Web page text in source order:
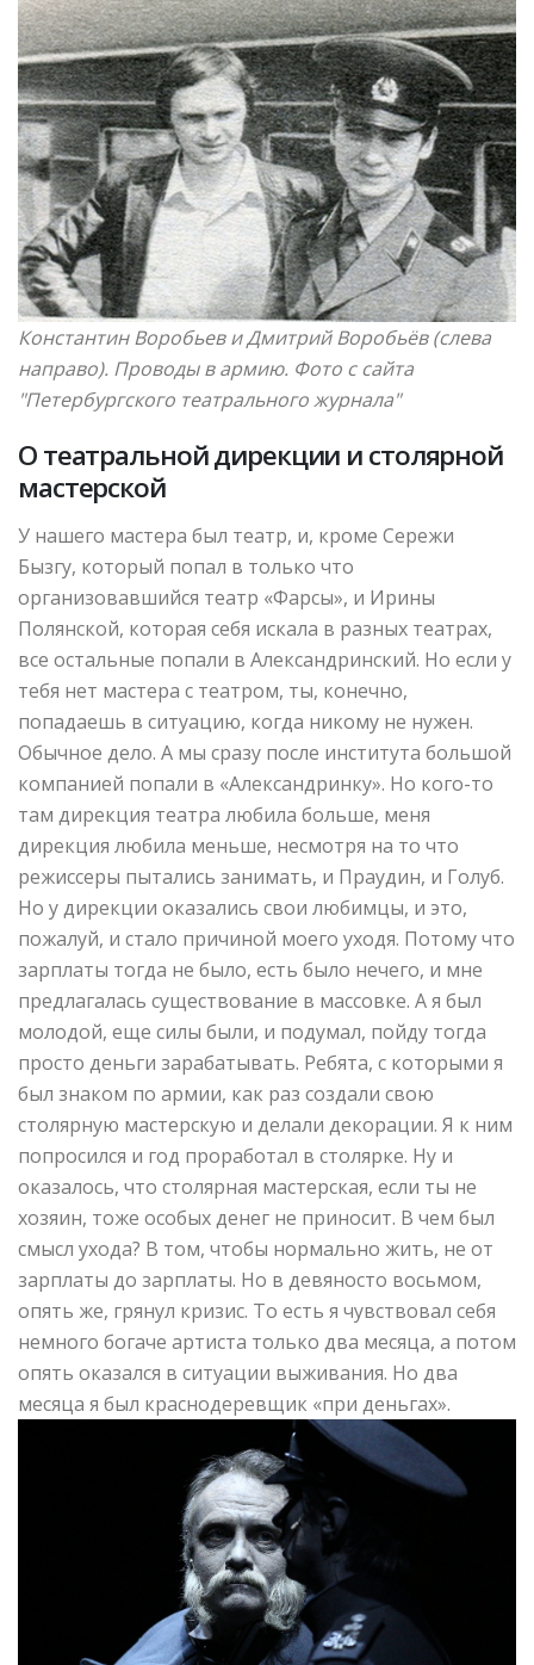
Константин Воробьев и Дмитрий Воробьёв (слева
направо). Проводы в армию. Фото с сайта
"Петербургского театрального журнала"
О театральной дирекции и столярной
мастерской
У нашего мастера был театр, и, кроме Сережи
Бызгу, который попал в только что
организовавшийся театр «Фарсы», и Ирины
Полянской, которая себя искала в разных театрах,
все остальные попали в Александринский. Но если у
тебя нет мастера с театром, ты, конечно,
попадаешь в ситуацию, когда никому не нужен.
Обычное дело. А мы сразу после института большой
компанией попали в «Александринку». Но кого-то
там дирекция театра любила больше, меня
дирекция любила меньше, несмотря на то что
режиссеры пытались занимать, и Праудин, и Голуб.
Но у дирекции оказались свои любимцы, и это,
пожалуй, и стало причиной моего уходя. Потому что
зарплаты тогда не было, есть было нечего, и мне
предлагалась существование в массовке. А я был
молодой, еще силы были, и подумал, пойду тогда
просто деньги зарабатывать. Ребята, с которыми я
был знаком по армии, как раз создали свою
столярную мастерскую и делали декорации. Я к ним
попросился и год проработал в столярке. Ну и
оказалось, что столярная мастерская, если ты не
хозяин, тоже особых денег не приносит. В чем был
смысл ухода? В том, чтобы нормально жить, не от
зарплаты до зарплаты. Но в девяносто восьмом,
опять же, грянул кризис. То есть я чувствовал себя
немного богаче артиста только два месяца, а потом
опять оказался в ситуации выживания. Но два
месяца я был краснодеревщик «при деньгах».